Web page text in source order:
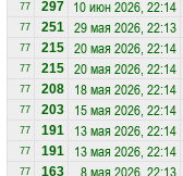
77 297 10 июн 2026, 22:14
77 251 29 мая 2026, 22:13
77 215 20 мая 2026, 22:14
77 215 20 мая 2026, 22:14
77 208 18 мая 2026, 22:14
77 203 15 мая 2026, 22:14
77 191 13 мая 2026, 22:14
77 191 13 мая 2026, 22:14
77 163 8 мая 2026, 22:13